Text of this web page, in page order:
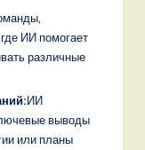
ИИ помогает
различные
ИИ
выводы
или планы